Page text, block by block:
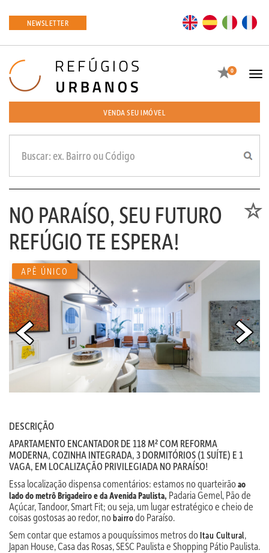
NEWSLETTER EN ES
Favoritos
0
VENDA SEU IMÓVEL
NO PARAÍSO, SEU FUTURO
REFÚGIO TE ESPERA!
APÊ ÚNICO
DESCRIÇÃO
APARTAMENTO ENCANTADOR DE 118 M² COM REFORMA
MODERNA, COZINHA INTEGRADA, 3 DORMITÓRIOS (1 SUÍTE) E 1
VAGA, EM LOCALIZAÇÃO PRIVILEGIADA NO PARAÍSO!
Essa localização dispensa comentários: estamos no quarteirãoao
lado do metrô Brigadeiro e da Avenida Paulista, Padaria Gemel, Pão de
Açúcar, Tandoor, Smart Fit; ou seja, um lugar estratégico e cheio de
coisas gostosas ao redor, nobairrodo Paraíso.
Sem contar que estamos a pouquíssimos metros do Itau Cultural,
Japan House, Casa das Rosas, SESC Paulista e Shopping Pátio Paulista.